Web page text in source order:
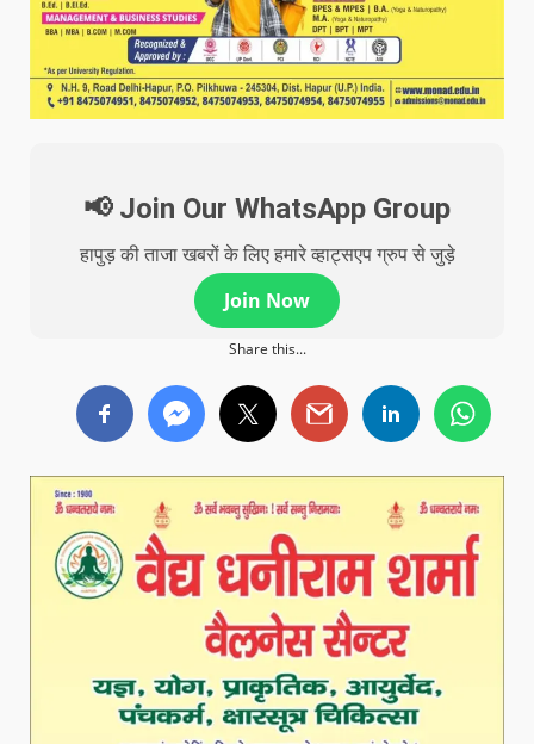
📢 Join Our WhatsApp Group
हापुड़ की ताजा खबरों के लिए हमारे व्हाट्सएप ग्रुप से जुड़े
Join Now
Share this...